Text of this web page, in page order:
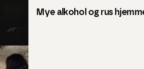
Mye alkohol og rus